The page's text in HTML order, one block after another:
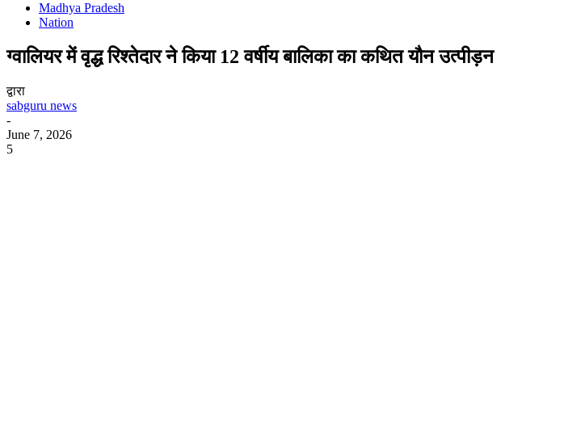
Madhya Pradesh
Nation
ग्वालियर में वृद्ध रिश्तेदार ने किया 12 वर्षीय बालिका का कथित यौन उत्पीड़न
द्वारा
sabguru news
-
June 7, 2026
5